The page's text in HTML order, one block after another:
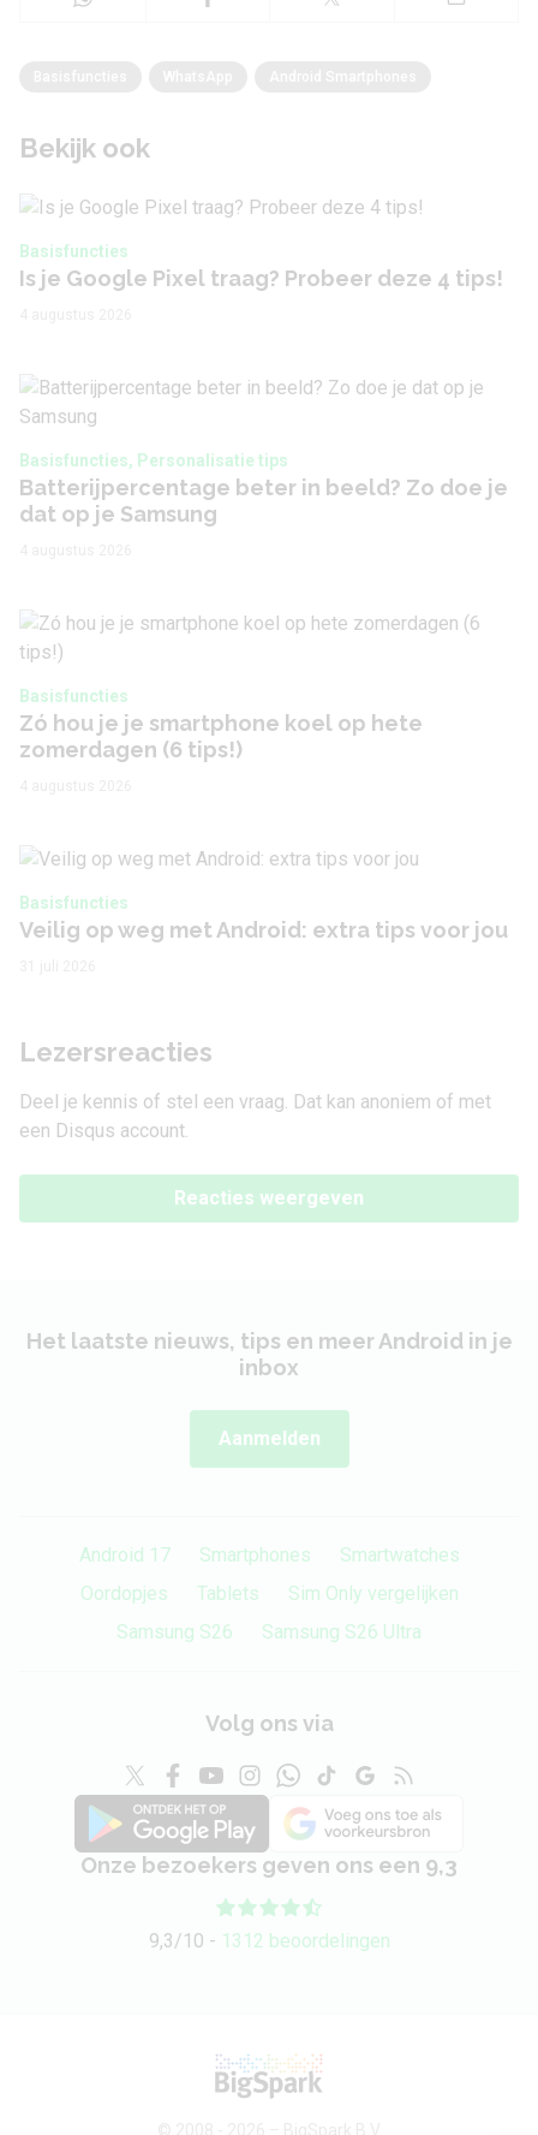
Bekijk ook
Basisfuncties
Is je Google Pixel traag? Probeer deze 4 tips!
Basisfuncties, Personalisatie tips
Batterijpercentage beter in beeld? Zo doe je
dat op je Samsung
Basisfuncties
Zó hou je je smartphone koel op hete
zomerdagen (6 tips!)
Basisfuncties
Veilig op weg met Android: extra tips voor jou
Lezersreacties
Deel je kennis of stel een vraag. Dat kan anoniem of met
een Disqus account.
Reacties weergeven
Het laatste nieuws, tips en meer Android in je
inbox
Aanmelden
Android 17 Smartphones
Smartwatches
Oordopjes
Tablets
Sim Only vergelijken
Samsung S26
Samsung S26 Ultra
Volg ons via
Onze bezoekers geven ons een 9,3
9,3/10 - 1312 beoordelingen